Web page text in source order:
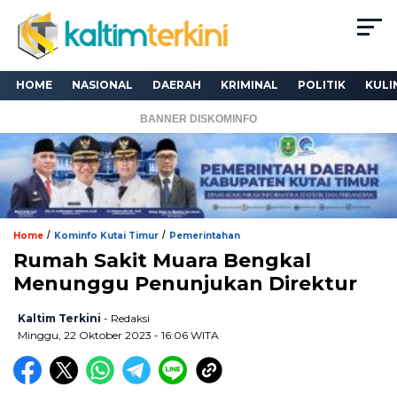
HOME NASIONAL DAERAH KRIMINAL POLITIK
BANNER DISKOMINFO
Home / Kominfo Kutai Timur / Pemerintahan
Rumah Sakit Muara Bengkal
Menunggu Penunjukan Direktur
Kaltim Terkini - Redaksi
Minggu, 22 Oktober 2023 - 16:06 WITA